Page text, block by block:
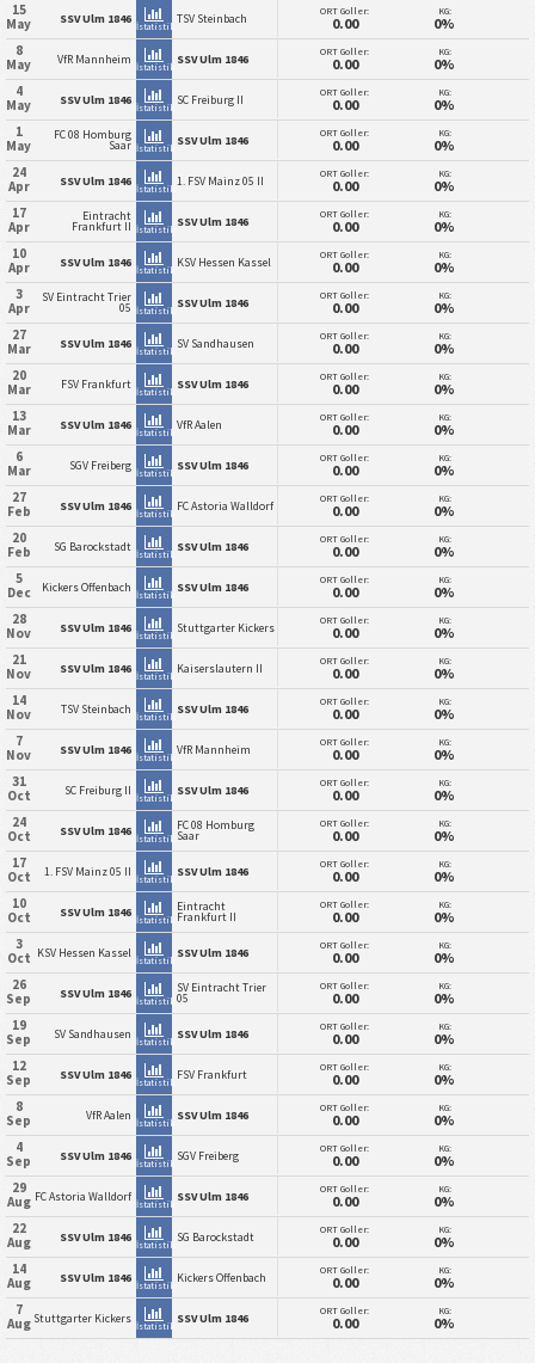
15
May
SSV Ulm 1846
İstatistik
TSV Steinbach ORT Goller:
0.00
KG:
0%
8
May
VfR Mannheim
İstatistik
SSV Ulm 1846 ORT Goller:
0.00
KG:
0%
4
May
SSV Ulm 1846
İstatistik
SC Freiburg II ORT Goller:
0.00
KG:
0%
1
May
FC 08 Homburg
Saar İstatistik
SSV Ulm 1846 ORT Goller:
0.00
KG:
0%
24
Apr
SSV Ulm 1846
İstatistik
1. FSV Mainz 05 II ORT Goller:
0.00
KG:
0%
17
Apr
Eintracht
Frankfurt II İstatistik
SSV Ulm 1846 ORT Goller:
0.00
KG:
0%
10
Apr
SSV Ulm 1846
İstatistik
KSV Hessen Kassel ORT Goller:
0.00
KG:
0%
3
Apr
SV Eintracht Trier
05 İstatistik
SSV Ulm 1846 ORT Goller:
0.00
KG:
0%
27
Mar
SSV Ulm 1846
İstatistik
SV Sandhausen ORT Goller:
0.00
KG:
0%
20
Mar
FSV Frankfurt
İstatistik
SSV Ulm 1846 ORT Goller:
0.00
KG:
0%
13
Mar
SSV Ulm 1846
İstatistik
VfR Aalen ORT Goller:
0.00
KG:
0%
6
Mar
SGV Freiberg
İstatistik
SSV Ulm 1846 ORT Goller:
0.00
KG:
0%
27
Feb
SSV Ulm 1846
İstatistik
FC Astoria Walldorf ORT Goller:
0.00
KG:
0%
20
Feb
SG Barockstadt
İstatistik
SSV Ulm 1846 ORT Goller:
0.00
KG:
0%
5
Dec
Kickers Offenbach
İstatistik
SSV Ulm 1846 ORT Goller:
0.00
KG:
0%
28
Nov
SSV Ulm 1846
İstatistik
Stuttgarter Kickers ORT Goller:
0.00
KG:
0%
21
Nov
SSV Ulm 1846
İstatistik
Kaiserslautern II ORT Goller:
0.00
KG:
0%
14
Nov
TSV Steinbach
İstatistik
SSV Ulm 1846 ORT Goller:
0.00
KG:
0%
7
Nov
SSV Ulm 1846
İstatistik
VfR Mannheim ORT Goller:
0.00
KG:
0%
31
Oct
SC Freiburg II
İstatistik
SSV Ulm 1846 ORT Goller:
0.00
KG:
0%
24
Oct
SSV Ulm 1846
İstatistik
FC 08 Homburg
Saar
ORT Goller:
0.00
KG:
0%
17
Oct
1. FSV Mainz 05 II
İstatistik
SSV Ulm 1846 ORT Goller:
0.00
KG:
0%
10
Oct
SSV Ulm 1846
İstatistik
Eintracht
Frankfurt II
ORT Goller:
0.00
KG:
0%
3
Oct KSV Hessen Kassel
İstatistik
SSV Ulm 1846 ORT Goller:
0.00
KG:
0%
26
Sep
SSV Ulm 1846
İstatistik
SV Eintracht Trier
05
ORT Goller:
0.00
KG:
0%
19
Sep
SV Sandhausen
İstatistik
SSV Ulm 1846 ORT Goller:
0.00
KG:
0%
12
Sep
SSV Ulm 1846
İstatistik
FSV Frankfurt ORT Goller:
0.00
KG:
0%
8
Sep
VfR Aalen
İstatistik
SSV Ulm 1846 ORT Goller:
0.00
KG:
0%
4
Sep
SSV Ulm 1846
İstatistik
SGV Freiberg ORT Goller:
0.00
KG:
0%
29
Aug FC Astoria Walldorf
İstatistik
SSV Ulm 1846 ORT Goller:
0.00
KG:
0%
22
Aug
SSV Ulm 1846
İstatistik
SG Barockstadt ORT Goller:
0.00
KG:
0%
14
Aug
SSV Ulm 1846
İstatistik
Kickers Offenbach ORT Goller:
0.00
KG:
0%
7
Aug Stuttgarter Kickers
İstatistik
SSV Ulm 1846 ORT Goller:
0.00
KG:
0%